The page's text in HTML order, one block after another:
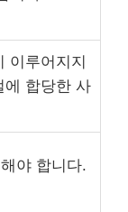
이루어지지
에 합당한 사
야 합니다.